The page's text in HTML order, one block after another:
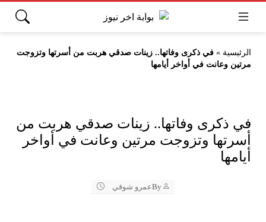
الرئيسية » في ذكرى وفاتها.. زينات صدقي هربت من أسرتها وتزوجت
مرتين وعانت في أواخر أيامها
في ذكرى وفاتها.. زينات صدقي هربت من
أسرتها وتزوجت مرتين وعانت في أواخر
أيامها
Byعمرو شوقي